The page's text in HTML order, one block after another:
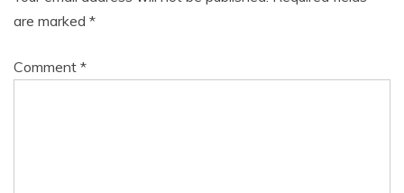
are marked *
Comment *